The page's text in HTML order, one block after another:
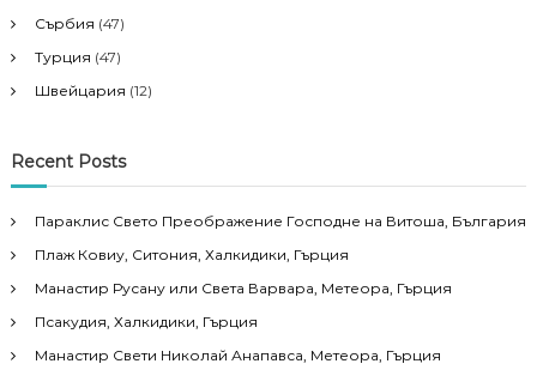
Сърбия (47)
Турция (47)
Швейцария (12)
Recent Posts
Параклис Свето Преображение Господне на Витоша, България
Плаж Ковиу, Ситония, Халкидики, Гърция
Манастир Русану или Света Варвара, Метеора, Гърция
Псакудия, Халкидики, Гърция
Манастир Свети Николай Анапавса, Метеора, Гърция